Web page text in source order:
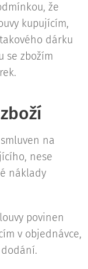
že
kupujícím,
dárku
se zbožím
na
nese
náklady
povinen
v objednávce,